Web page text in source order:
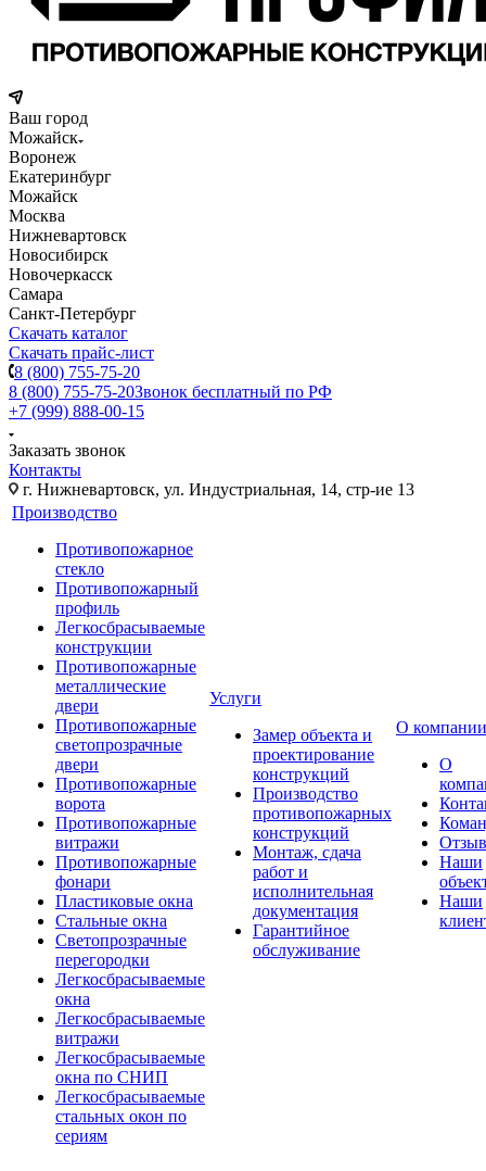
Ваш город
Можайск
Воронеж
Екатеринбург
Можайск
Москва
Нижневартовск
Новосибирск
Новочеркасск
Самара
Санкт-Петербург
Скачать каталог
Скачать прайс-лист
8 (800) 755-75-20
8 (800) 755-75-20Звонок бесплатный по РФ
+7 (999) 888-00-15
Заказать звонок
Контакты
г. Нижневартовск, ул. Индустриальная, 14, стр-ие 13
Производство
Противопожарное
стекло
Противопожарный
профиль
Легкосбрасываемые
конструкции
Противопожарные
металлические
двери
Противопожарные
светопрозрачные
двери
Противопожарные
ворота
Противопожарные
витражи
Противопожарные
фонари
Пластиковые окна
Стальные окна
Светопрозрачные
перегородки
Легкосбрасываемые
окна
Легкосбрасываемые
витражи
Легкосбрасываемые
окна по СНИП
Легкосбрасываемые
стальных окон по
сериям
Услуги
Замер объекта и
проектирование
конструкций
Производство
противопожарных
конструкций
Монтаж, сдача
работ и
исполнительная
документация
Гарантийное
обслуживание
О компании
О
Наши
Наши